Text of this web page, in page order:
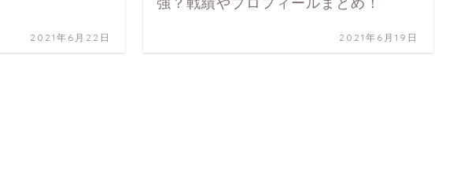
2021年6月22日
強？戦績やプロフィールまとめ！
2021年6月19日